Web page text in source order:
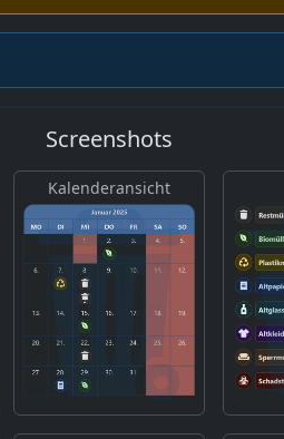
Screenshots
Kalenderansicht